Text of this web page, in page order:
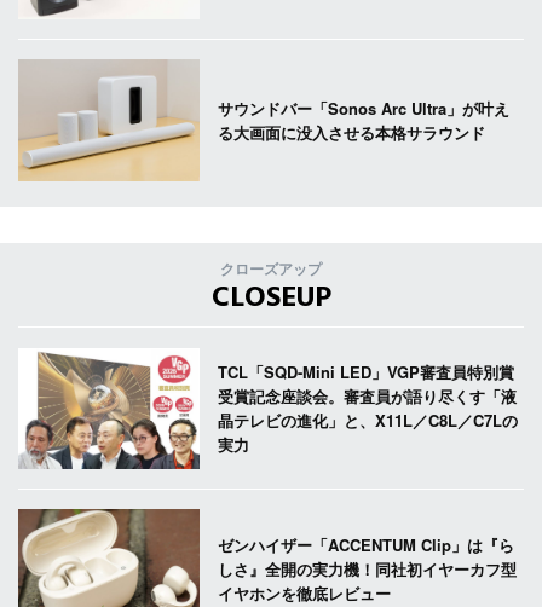
サウンドバー「Sonos Arc Ultra」が叶え
る大画面に没入させる本格サラウンド
クローズアップ
CLOSEUP
TCL「SQD-Mini LED」VGP審査員特別賞
受賞記念座談会。審査員が語り尽くす「液
晶テレビの進化」と、X11L／C8L／C7Lの
実力
ゼンハイザー「ACCENTUM Clip」は『ら
しさ』全開の実力機！同社初イヤーカフ型
イヤホンを徹底レビュー